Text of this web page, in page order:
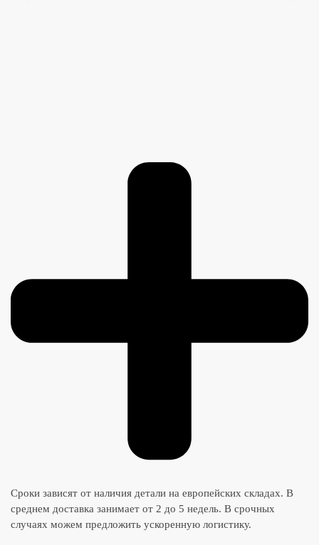
Сроки зависят от наличия детали на европейских складах. В
среднем доставка занимает от 2 до 5 недель. В срочных
случаях можем предложить ускоренную логистику.